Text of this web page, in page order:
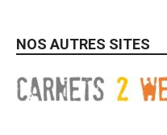
NOS AUTRES SITES